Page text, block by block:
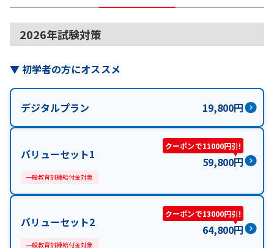
2026年試験対策
▼初学者の方にオススメ
デジタルプラン 19,800円
バリューセット1
クーポンで11000円引!
59,800円
一般教育訓練給付金対象
バリューセット2
クーポンで13000円引!
64,800円
一般教育訓練給付金対象